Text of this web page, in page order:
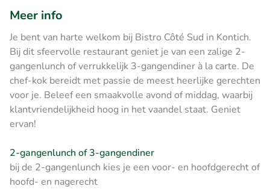
Meer info
Je bent van harte welkom bij Bistro Côté Sud in Kontich.
Bij dit sfeervolle restaurant geniet je van een zalige 2-
gangenlunch of verrukkelijk 3-gangendiner à la carte. De
chef-kok bereidt met passie de meest heerlijke gerechten
voor je. Beleef een smaakvolle avond of middag, waarbij
klantvriendelijkheid hoog in het vaandel staat. Geniet
ervan!
2-gangenlunch of 3-gangendiner
bij de 2-gangenlunch kies je een voor- en hoofdgerecht of
hoofd- en nagerecht